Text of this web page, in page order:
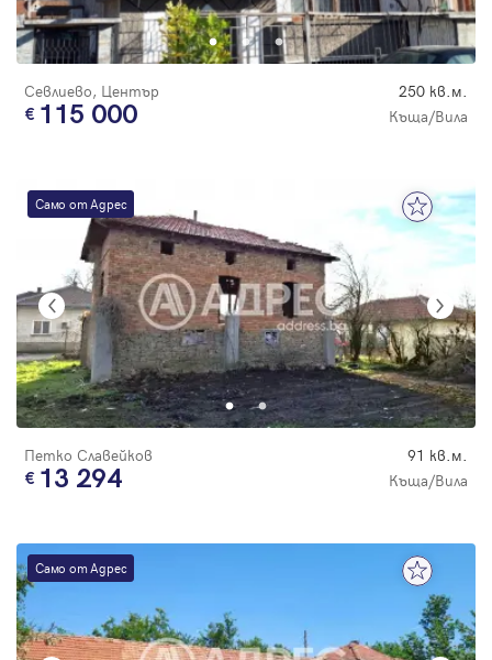
Севлиево, Център 250 кв.м.
115 000 Къща/Вила
Само от Адрес
Петко Славейков 91 кв.м.
13 294 Къща/Вила
Само от Адрес